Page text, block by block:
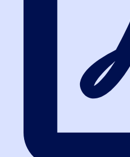
Методическое